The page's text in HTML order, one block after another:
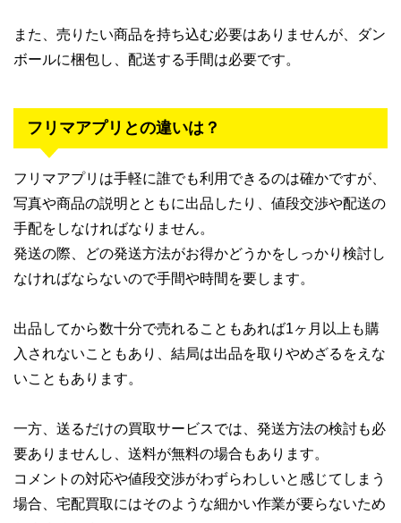
また、売りたい商品を持ち込む必要はありませんが、ダン
ボールに梱包し、配送する手間は必要です。
フリマアプリとの違いは？
フリマアプリは手軽に誰でも利用できるのは確かですが、
写真や商品の説明とともに出品したり、値段交渉や配送の
手配をしなければなりません。
発送の際、どの発送方法がお得かどうかをしっかり検討し
なければならないので手間や時間を要します。
出品してから数十分で売れることもあれば1ヶ月以上も購
入されないこともあり、結局は出品を取りやめざるをえな
いこともあります。
一方、送るだけの買取サービスでは、発送方法の検討も必
要ありませんし、送料が無料の場合もあります。
コメントの対応や値段交渉がわずらわしいと感じてしまう
場合、宅配買取にはそのような細かい作業が要らないため